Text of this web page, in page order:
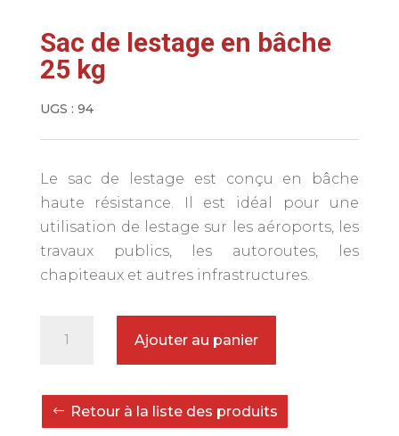
Sac de lestage en bâche
25 kg
UGS : 94
Le sac de lestage est conçu en bâche
haute résistance. Il est idéal pour une
utilisation de lestage sur les aéroports, les
travaux publics, les autoroutes, les
chapiteaux et autres infrastructures.
de
lestage
Ajouter au panier
Retour à la liste des produits